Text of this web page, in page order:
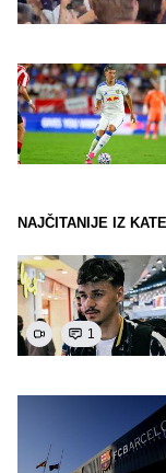
NAJČITANIJE IZ
1